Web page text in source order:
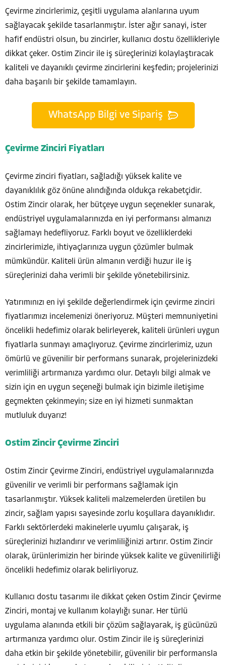
Çevirme zincirlerimiz, çeşitli uygulama alanlarına uyum
sağlayacak şekilde tasarlanmıştır. İster ağır sanayi, ister
hafif endüstri olsun, bu zincirler, kullanıcı dostu özellikleriyle
dikkat çeker. Ostim Zincir ile iş süreçlerinizi kolaylaştıracak
kaliteli ve dayanıklı çevirme zincirlerini keşfedin; projelerinizi
daha başarılı bir şekilde tamamlayın.
WhatsApp Bilgi ve Sipariş
Çevirme Zinciri Fiyatları
Çevirme zinciri fiyatları, sağladığı yüksek kalite ve
dayanıklılık göz önüne alındığında oldukça rekabetçidir.
Ostim Zincir olarak, her bütçeye uygun seçenekler sunarak,
endüstriyel uygulamalarınızda en iyi performansı almanızı
sağlamayı hedefliyoruz. Farklı boyut ve özelliklerdeki
zincirlerimizle, ihtiyaçlarınıza uygun çözümler bulmak
mümkündür. Kaliteli ürün almanın verdiği huzur ile iş
süreçlerinizi daha verimli bir şekilde yönetebilirsiniz.
Yatırımınızı en iyi şekilde değerlendirmek için çevirme zinciri
fiyatlarımızı incelemenizi öneriyoruz. Müşteri memnuniyetini
öncelikli hedefimiz olarak belirleyerek, kaliteli ürünleri uygun
fiyatlarla sunmayı amaçlıyoruz. Çevirme zincirlerimiz, uzun
ömürlü ve güvenilir bir performans sunarak, projelerinizdeki
verimliliği artırmanıza yardımcı olur. Detaylı bilgi almak ve
sizin için en uygun seçeneği bulmak için bizimle iletişime
geçmekten çekinmeyin; size en iyi hizmeti sunmaktan
mutluluk duyarız!
Ostim Zincir Çevirme Zinciri
Ostim Zincir Çevirme Zinciri, endüstriyel uygulamalarınızda
güvenilir ve verimli bir performans sağlamak için
tasarlanmıştır. Yüksek kaliteli malzemelerden üretilen bu
zincir, sağlam yapısı sayesinde zorlu koşullara dayanıklıdır.
Farklı sektörlerdeki makinelerle uyumlu çalışarak, iş
süreçlerinizi hızlandırır ve verimliliğinizi artırır. Ostim Zincir
olarak, ürünlerimizin her birinde yüksek kalite ve güvenilirliği
öncelikli hedefimiz olarak belirliyoruz.
Kullanıcı dostu tasarımı ile dikkat çeken Ostim Zincir Çevirme
Zinciri, montaj ve kullanım kolaylığı sunar. Her türlü
uygulama alanında etkili bir çözüm sağlayarak, iş gücünüzü
artırmanıza yardımcı olur. Ostim Zincir ile iş süreçlerinizi
daha etkin bir şekilde yönetebilir, güvenilir bir performansla